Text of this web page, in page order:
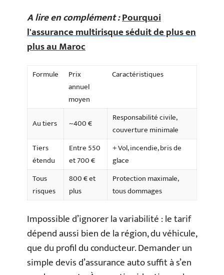
A lire en complément :Pourquoi
l'assurance multirisque séduit de plus en
plus au Maroc
Formule
Prix
annuel
moyen
Caractéristiques
Au tiers ~400 €
Responsabilité civile,
couverture minimale
Tiers
étendu
Entre 550
et 700 €
+ Vol, incendie, bris de
glace
Tous
risques
800 € et
plus
Protection maximale,
tous dommages
Impossible d’ignorer la variabilité : le tarif
dépend aussi bien de la région, du véhicule,
que du profil du conducteur. Demander un
simple devis d’assurance auto suffit à s’en